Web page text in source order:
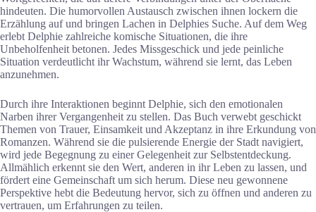
hindeuten. Die humorvollen Austausch zwischen ihnen lockern die
Erzählung auf und bringen Lachen in Delphies Suche. Auf dem Weg
erlebt Delphie zahlreiche komische Situationen, die ihre
Unbeholfenheit betonen. Jedes Missgeschick und jede peinliche
Situation verdeutlicht ihr Wachstum, während sie lernt, das Leben
anzunehmen.
Durch ihre Interaktionen beginnt Delphie, sich den emotionalen
Narben ihrer Vergangenheit zu stellen. Das Buch verwebt geschickt
Themen von Trauer, Einsamkeit und Akzeptanz in ihre Erkundung von
Romanzen. Während sie die pulsierende Energie der Stadt navigiert,
wird jede Begegnung zu einer Gelegenheit zur Selbstentdeckung.
Allmählich erkennt sie den Wert, anderen in ihr Leben zu lassen, und
fördert eine Gemeinschaft um sich herum. Diese neu gewonnene
Perspektive hebt die Bedeutung hervor, sich zu öffnen und anderen zu
vertrauen, um Erfahrungen zu teilen.